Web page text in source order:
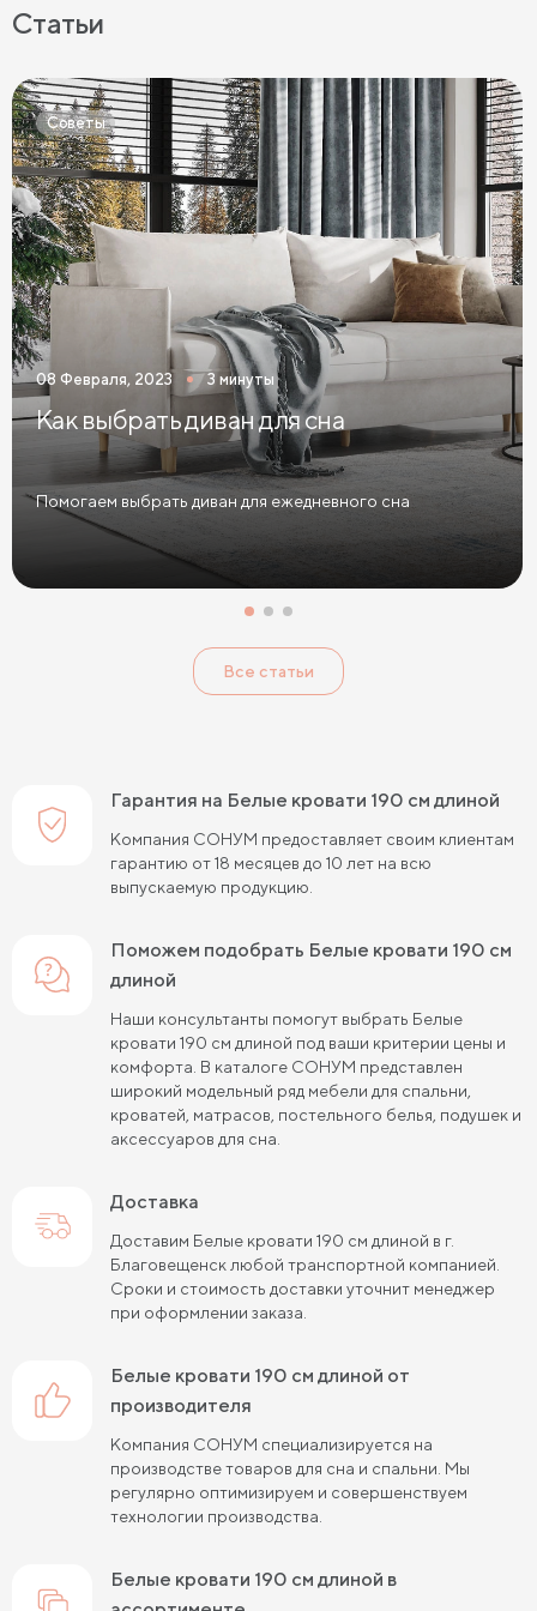
Кровати 120 х 200 с ящиками
Кровати 140 х 200 с ящиками
Кровати 160 х 200 с ящиками
Кровати 180 х 200 с ящиками
Кровати 200 х 200 с ящиками Кровати мятного цвета
Кровати тёмного цвета Кровати горчичного цвета
Кровати бирюзового цвета
Кровати в современном стиле Кровати в стиле лофт
Кровати в скандинавском стиле
Кровати в классическом стиле Кровати без изголовья
Кровати с мягким изголовьем Кровати светлых цветов
Кровати белого цвета
Кровати цвета графит Кровати желтого цвета
Кровати красного цвета Кровати оранжевого цвета
Кровати розового цвета Кровати серого цвета
Кровати синего цвета Кровати фиолетового цвета
Кровати черного цвета Кровати бежевого цвета
Кровати шириной 90 см
Кровати шириной 140 см Кровати шириной 160 см
Кровати шириной 180 см Кровати шириной 200 см
Кровати длиной 180 см
Кровати длиной 200 см
Кровати 80х180 см (для маленькой комнаты)
Большие кровати Кровати 80х190 см
Статьи
Советы
08 Февраля, 2023 3 минуты
Как выбрать диван для сна
Помогаем выбрать диван для ежедневного сна
Все статьи
Гарантия на Белые кровати 190 см длиной
Компания СОНУМ предоставляет своим клиентам
гарантию от 18 месяцев до 10 лет на всю
выпускаемую продукцию.
Поможем подобрать Белые кровати 190 см
длиной
Наши консультанты помогут выбрать Белые
кровати 190 см длиной под ваши критерии цены и
комфорта. В каталоге СОНУМ представлен
широкий модельный ряд мебели для спальни,
кроватей, матрасов, постельного белья, подушек и
аксессуаров для сна.
Доставка
Доставим Белые кровати 190 см длиной в г.
Благовещенск любой транспортной компанией.
Сроки и стоимость доставки уточнит менеджер
при оформлении заказа.
Белые кровати 190 см длиной от
производителя
Компания СОНУМ специализируется на
производстве товаров для сна и спальни. Мы
регулярно оптимизируем и совершенствуем
технологии производства.
Белые кровати 190 см длиной в